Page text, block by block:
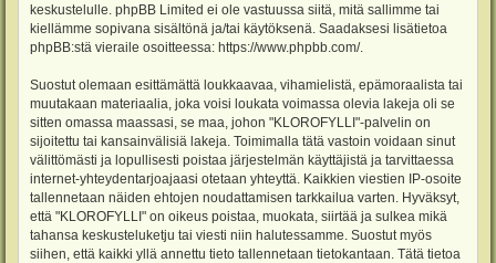
keskustelulle. phpBB Limited ei ole vastuussa siitä, mitä sallimme tai
kiellämme sopivana sisältönä ja/tai käytöksenä. Saadaksesi lisätietoa
phpBB:stä vieraile osoitteessa: https://www.phpbb.com/.
Suostut olemaan esittämättä loukkaavaa, vihamielistä, epämoraalista tai
muutakaan materiaalia, joka voisi loukata voimassa olevia lakeja oli se
sitten omassa maassasi, se maa, johon "KLOROFYLLI"-palvelin on
sijoitettu tai kansainvälisiä lakeja. Toimimalla tätä vastoin voidaan sinut
välittömästi ja lopullisesti poistaa järjestelmän käyttäjistä ja tarvittaessa
internet-yhteydentarjoajaasi otetaan yhteyttä. Kaikkien viestien IP-osoite
tallennetaan näiden ehtojen noudattamisen tarkkailua varten. Hyväksyt,
että "KLOROFYLLI" on oikeus poistaa, muokata, siirtää ja sulkea mikä
tahansa keskusteluketju tai viesti niin halutessamme. Suostut myös
siihen, että kaikki yllä annettu tieto tallennetaan tietokantaan. Tätä tietoa